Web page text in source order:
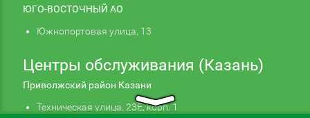
ЮГО-ВОСТОЧНЫЙ АО
Южнопортовая улица, 13
Центры обслуживания (Казань)
Приволжский район Казани
Техническая улица, 23Е, корп. 1